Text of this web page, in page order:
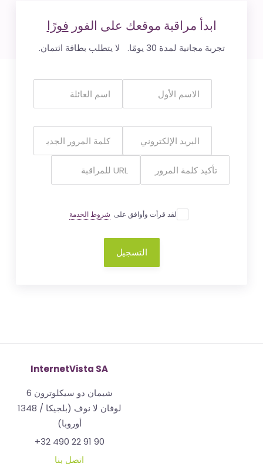
ابدأ مراقبة موقعك على الفورفورًا
تجربة مجانية لمدة 30 يومًا. لا يتطلب بطاقة ائتمان.
لقد قرأت وأوافق علىشروط الخدمة
التسجيل
InternetVista SA
شيمان دو سيكلوترون 6
1348 لوفان لا نوف (بلجيكا /
أوروبا)
+32 490 22 91 90
اتصل بنا